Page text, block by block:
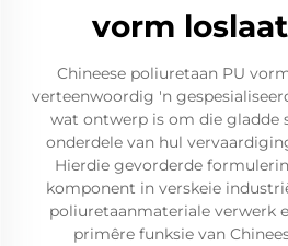
vorm
Chineese poliuretaan PU
verteenwoordig 'n
wat ontwerp is om die gladde
onderdele van hul
Hierdie gevorderde
komponent in verskeie
poliuretaanmateriale verwerk
primêre funksie van